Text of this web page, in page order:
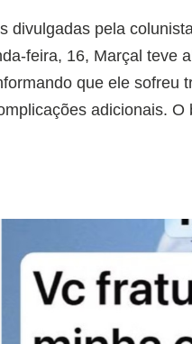
divulgadas pela
feira, 16, Marçal teve
que ele sofreu
adicionais.